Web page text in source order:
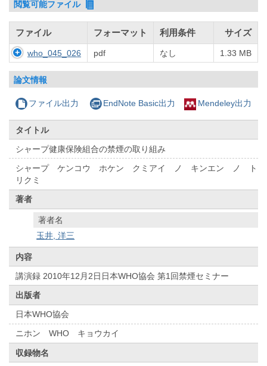
閲覧可能ファイル
ファイル フォーマット 利用条件 サイズ
who_045_026 pdf なし 1.33 MB
論文情報
ファイル出力 EndNote Basic出力 Mendeley出力
タイトル
シャープ健康保険組合の禁煙の取り組み
シャープ ケンコウ ホケン クミアイ ノ キンエン ノ ト
リクミ
著者
著者名
玉井, 洋三
内容
講演録 2010年12月2日日本WHO協会 第1回禁煙セミナー
出版者
日本WHO協会
ニホン WHO キョウカイ
収録物名